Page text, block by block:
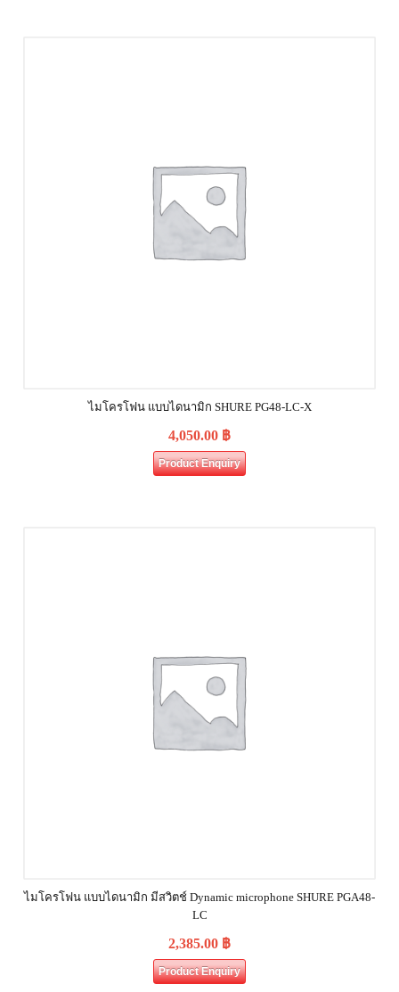
ไมโครโฟน แบบไดนามิก SHURE PG48-LC-X
4,050.00 ฿
Product Enquiry
ไมโครโฟน แบบไดนามิก มีสวิตช์ Dynamic microphone SHURE PGA48-
LC
2,385.00 ฿
Product Enquiry